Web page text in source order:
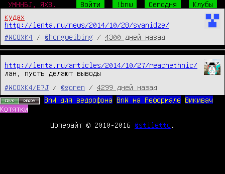
УМННБJ, ЯХВ. Войти !bnw Сегодня
Клубы
кудах
http://lenta.ru/news/2014/10/28/svanidze/
#WCOXK4
/ @hongweibing / 4300 дней назад
http://lenta.ru/articles/2014/10/27/reachethnic/
лан, пусть делают выводы
#WCOXK4/E7J
/ @goren / 4299 дней назад
BnW для ведрофона
BnW на Реформале
Викивач
Котятки
Цоперайт © 2010-2016 @stiletto